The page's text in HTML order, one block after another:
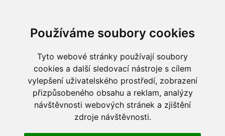
Používáme soubory cookies
Tyto webové stránky používají soubory
cookies a další sledovací nástroje s cílem
vylepšení uživatelského prostředí, zobrazení
přizpůsobeného obsahu a reklam, analýzy
návštěvnosti webových stránek a zjištění
zdroje návštěvnosti.